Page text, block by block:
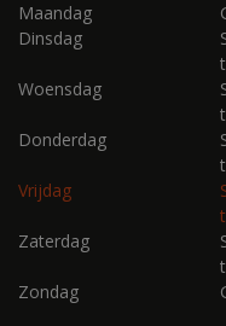
Maandag
Dinsdag
Woensdag
Donderdag
Vrijdag
Zaterdag
Zondag